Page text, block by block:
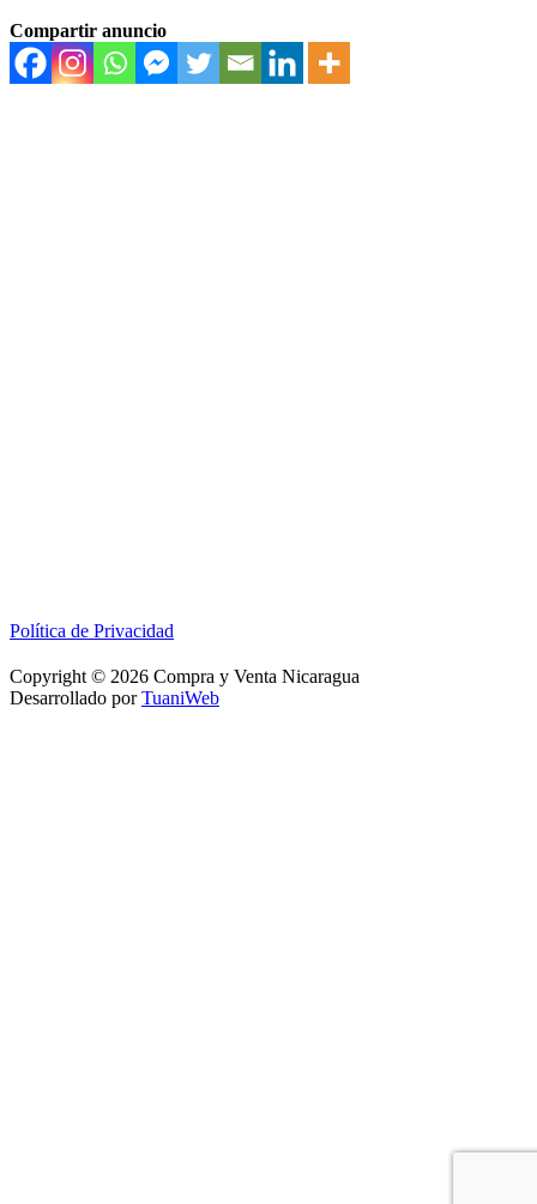
Compartir anuncio
Política de Privacidad
Copyright © 2026 Compra y Venta Nicaragua
Desarrollado porTuaniWeb